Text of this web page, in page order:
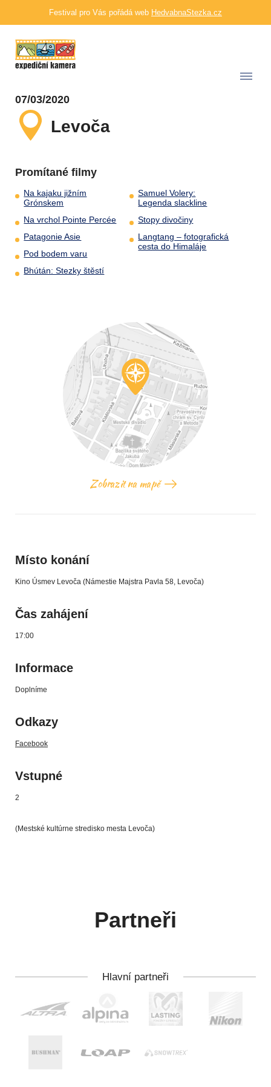
Festival pro Vás pořádá web HedvabnaStezka.cz
07/03/2020
Levoča
Promítané filmy
Na kajaku jižním
Grónskem
Na vrchol Pointe Percée
Patagonie Asie
Pod bodem varu
Bhútán: Stezky štěstí
Samuel Volery:
Legenda slackline
Stopy divočiny
Langtang – fotografická
cesta do Himaláje
Zobrazit na mapě
Místo konání
Kino Úsmev Levoča (Námestie Majstra Pavla 58, Levoča)
Čas zahájení
17:00
Informace
Doplníme
Odkazy
Facebook
Vstupné
2
(Mestské kultúrne stredisko mesta Levoča)
Partneři